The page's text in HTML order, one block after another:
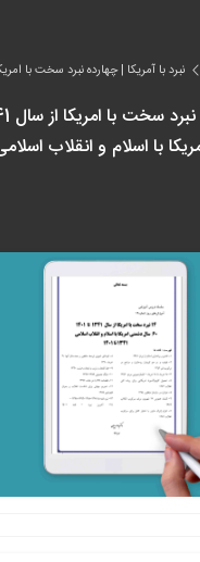
نبرد با آمریکا | چهارده نبرد سخت با امریکا از سال 1341 تا 1401 60سال دشمنی امریکا با اسلام و